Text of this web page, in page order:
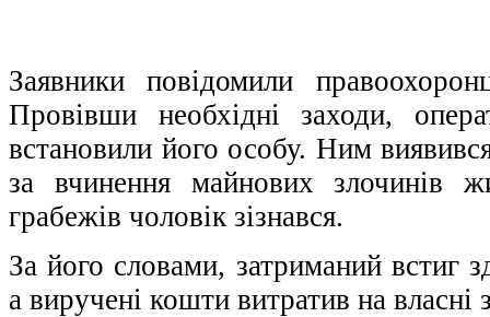
Заявники повідомили
Провівши необхідні заходи,
встановили його особу. Ним
за вчинення майнових злочинів
грабежів чоловік зізнався.
За його словами, затриманий встиг
а виручені кошти витратив на власні